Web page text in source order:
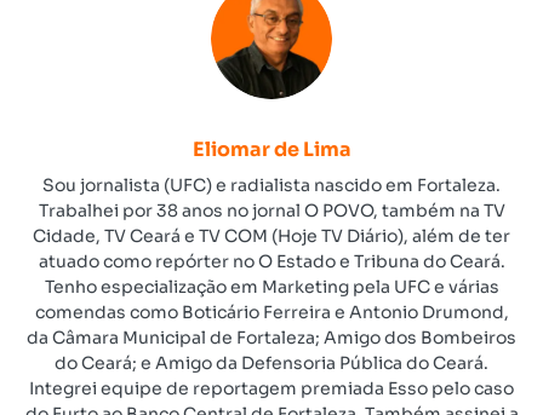
Eliomar de Lima
Sou jornalista (UFC) e radialista nascido em Fortaleza.
Trabalhei por 38 anos no jornal O POVO, também na TV
Cidade, TV Ceará e TV COM (Hoje TV Diário), além de ter
atuado como repórter no O Estado e Tribuna do Ceará.
Tenho especialização em Marketing pela UFC e várias
comendas como Boticário Ferreira e Antonio Drumond,
da Câmara Municipal de Fortaleza; Amigo dos Bombeiros
do Ceará; e Amigo da Defensoria Pública do Ceará.
Integrei equipe de reportagem premiada Esso pelo caso